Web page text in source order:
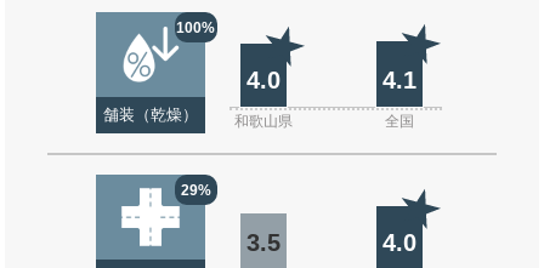
100%
舗装（乾燥）
4.0 4.1
和歌山県 全国
29%
3.5 4.0